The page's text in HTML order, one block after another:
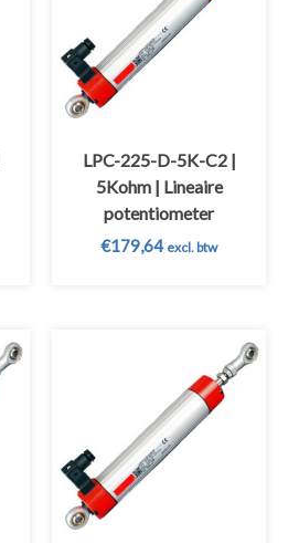
LPC-225-D-5K-C2 |
5Kohm | Lineaire
potentiometer
€179,64 excl. btw